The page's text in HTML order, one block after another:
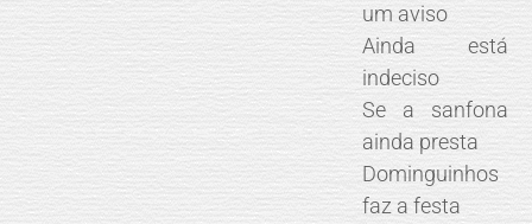
um aviso
Ainda está
indeciso
Se a sanfona
ainda presta
Dominguinhos
faz a festa